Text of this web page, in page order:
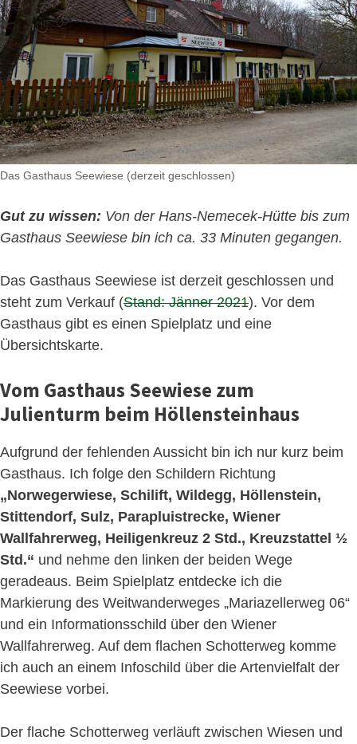
Das Gasthaus Seewiese (derzeit geschlossen)
Gut zu wissen: Von der Hans-Nemecek-Hütte bis zum
Gasthaus Seewiese bin ich ca. 33 Minuten gegangen.
Das Gasthaus Seewiese ist derzeit geschlossen und
steht zum Verkauf (Stand: Jänner 2021). Vor dem
Gasthaus gibt es einen Spielplatz und eine
Übersichtskarte.
Vom Gasthaus Seewiese zum
Julienturm beim Höllensteinhaus
Aufgrund der fehlenden Aussicht bin ich nur kurz beim
Gasthaus. Ich folge den Schildern Richtung
„Norwegerwiese, Schilift, Wildegg, Höllenstein,
Stittendorf, Sulz, Parapluistrecke, Wiener
Wallfahrerweg, Heiligenkreuz 2 Std., Kreuzstattel ½
Std.“ und nehme den linken der beiden Wege
geradeaus. Beim Spielplatz entdecke ich die
Markierung des Weitwanderweges „Mariazellerweg 06“
und ein Informationsschild über den Wiener
Wallfahrerweg. Auf dem flachen Schotterweg komme
ich auch an einem Infoschild über die Artenvielfalt der
Seewiese vorbei.
Der flache Schotterweg verläuft zwischen Wiesen und